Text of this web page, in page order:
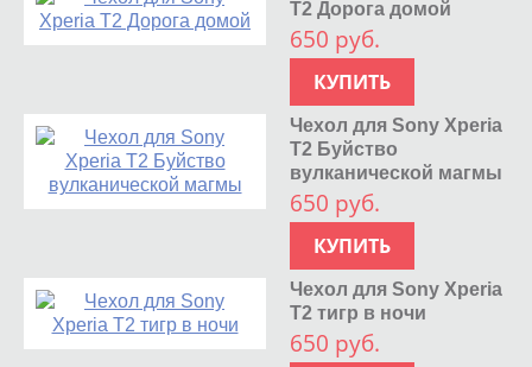
T2 Дорога домой
650 руб.
КУПИТЬ
Чехол для Sony Xperia
T2 Буйство
вулканической магмы
650 руб.
КУПИТЬ
Чехол для Sony Xperia
T2 тигр в ночи
650 руб.